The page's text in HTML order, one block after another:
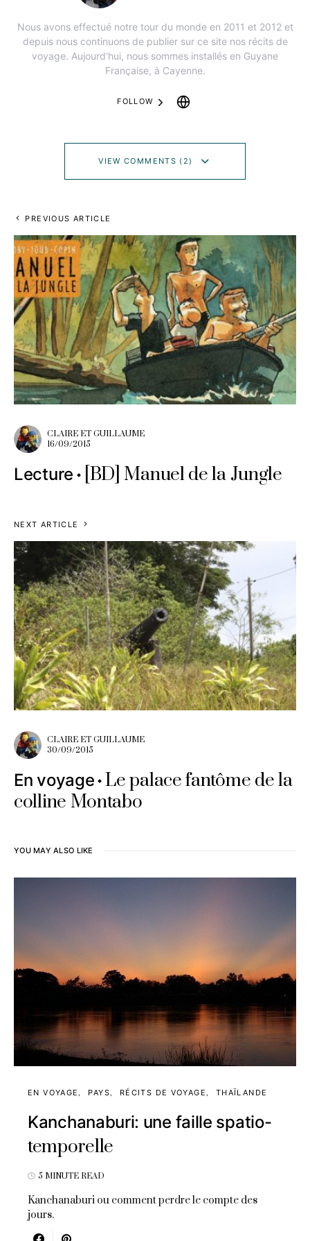
Nous avons effectué notre tour du monde en 2011 et 2012 et
depuis nous continuons de publier sur ce site nos récits de
voyage. Aujourd'hui, nous sommes installés en Guyane
Française, à Cayenne.
FOLLOW
VIEW COMMENTS (2)
PREVIOUS ARTICLE
CLAIRE ET GUILLAUME
16/09/2015
Lecture [BD] Manuel de la Jungle
NEXT ARTICLE
CLAIRE ET GUILLAUME
30/09/2015
En voyage Le palace fantôme de la
colline Montabo
YOU MAY ALSO LIKE
EN VOYAGE PAYS RÉCITS DE VOYAGE THAÏLANDE
Kanchanaburi: une faille spatio-
temporelle
5 MINUTE READ
Kanchanaburi ou comment perdre le compte des
jours.